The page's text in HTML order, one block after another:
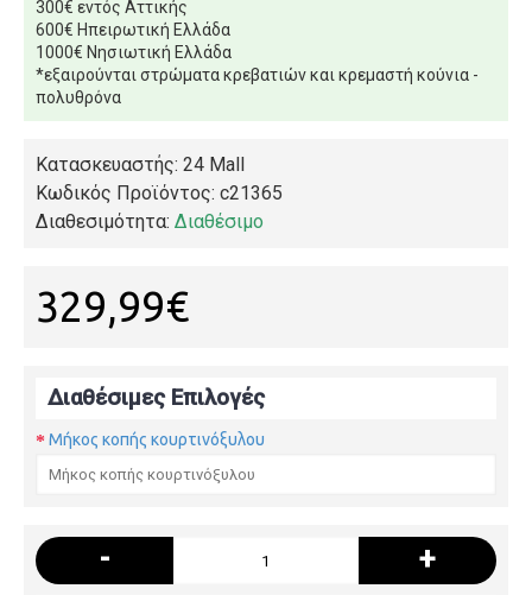
300€ εντός Αττικής
600€ Ηπειρωτική Ελλάδα
1000€ Νησιωτική Ελλάδα
*εξαιρούνται στρώματα κρεβατιών και κρεμαστή κούνια -
πολυθρόνα
Κατασκευαστής: 24 Mall
Κωδικός Προϊόντος: c21365
Διαθεσιμότητα: Διαθέσιμο
329,99€
Διαθέσιμες Επιλογές
Μήκος κοπής κουρτινόξυλου
- +